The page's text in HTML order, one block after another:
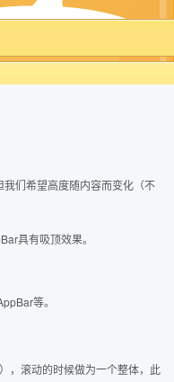
们希望高度随内容而变化（不
具有吸顶效果。
等。
，滚动的时候做为一个整体，此